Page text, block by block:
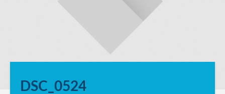
DSC_0524